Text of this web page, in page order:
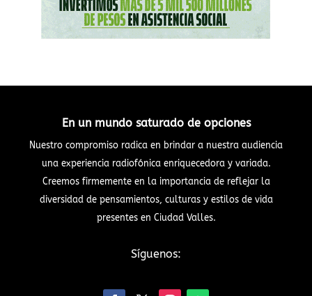
En un mundo saturado de opciones
Nuestro compromiso radica en brindar a nuestra audiencia
una experiencia radiofónica enriquecedora y variada.
Creemos firmemente en la importancia de reflejar la
diversidad de pensamientos, culturas y estilos de vida
presentes en Ciudad Valles.
Síguenos: